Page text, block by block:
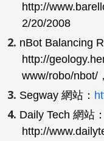
http://
2/20/2008
nBot Balancing
http://
www/robo/nbot/
Segway 網站：
Daily Tech 網站：
http://